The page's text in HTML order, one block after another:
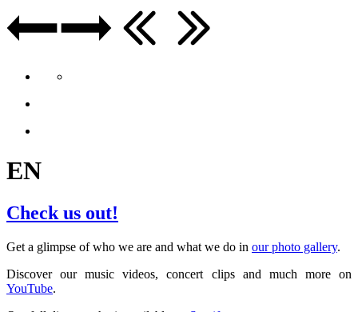
EN
Check us out!
Get a glimpse of who we are and what we do in our photo gallery.
Discover our music videos, concert clips and much more on
YouTube.